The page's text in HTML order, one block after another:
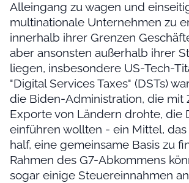
Alleingang zu wagen und
multinationale Unternehmen zu
innerhalb ihrer Grenzen
aber ansonsten außerhalb ihrer
liegen, insbesondere US-Tech-
"Digital Services Taxes" (DSTs)
die Biden-Administration, die mit
Exporte von Ländern drohte, die
einführen wollten - ein Mittel,
half, eine gemeinsame Basis zu
Rahmen des G7-Abkommens
sogar einige Steuereinnahmen